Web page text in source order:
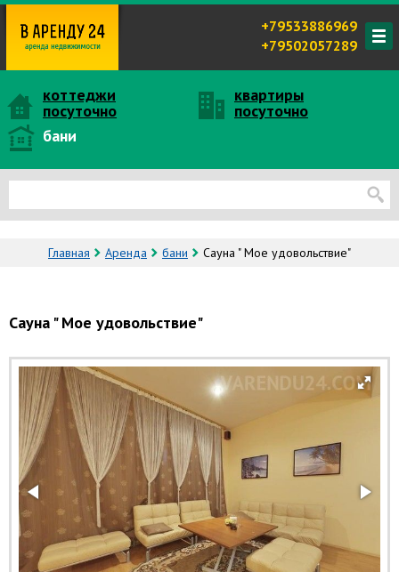
+79533886969
+79502057289
коттеджи
посуточно
квартиры
посуточно
бани
Главная Аренда бани Сауна " Мое удовольствие"
Сауна " Мое удовольствие"